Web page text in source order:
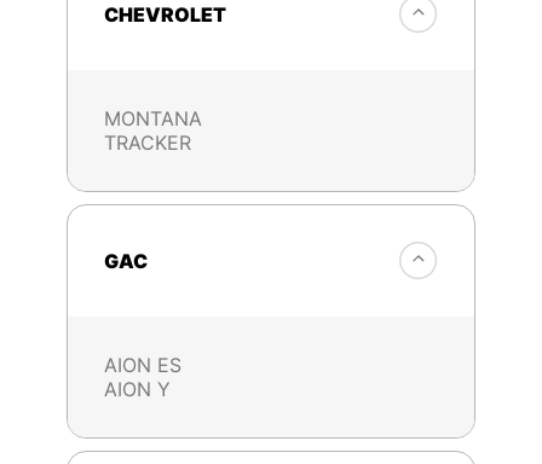
CHEVROLET
MONTANA
TRACKER
GAC
AION ES
AION Y